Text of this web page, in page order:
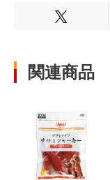
Xでシェア
関連商品